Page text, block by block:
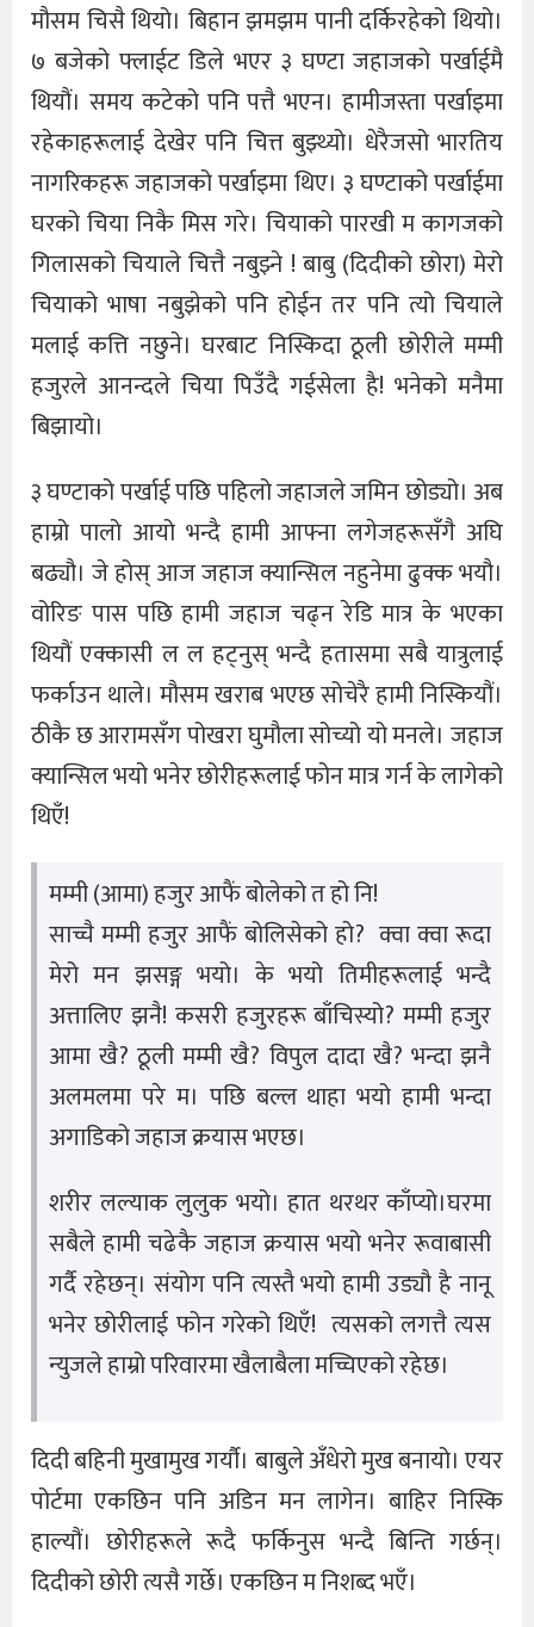
मौसम चिसै थियो। बिहान झमझम पानी दर्किरहेको थियो।
७ बजेको फ्लाईट डिले भएर ३ घण्टा जहाजको पर्खाईमै
थियौं। समय कटेको पनि पत्तै भएन। हामीजस्ता पर्खाइमा
रहेकाहरूलाई देखेर पनि चित्त बुझ्थ्यो। धेरैजसो भारतिय
नागरिकहरू जहाजको पर्खाइमा थिए। ३ घण्टाको पर्खाईमा
घरको चिया निकै मिस गरे। चियाको पारखी म कागजको
गिलासको चियाले चित्तै नबुझ्ने ! बाबु (दिदीको छोरा) मेरो
चियाको भाषा नबुझेको पनि होईन तर पनि त्यो चियाले
मलाई कत्ति नछुने। घरबाट निस्किदा ठूली छोरीले मम्मी
हजुरले आनन्दले चिया पिउँदै गईसेला है! भनेको मनैमा
बिझायो।
३ घण्टाको पर्खाई पछि पहिलो जहाजले जमिन छोड्यो। अब
हाम्रो पालो आयो भन्दै हामी आफ्ना लगेजहरूसँगै अघि
बढ्यौ। जे होस् आज जहाज क्यान्सिल नहुनेमा ढुक्क भयौ।
वोरिङ पास पछि हामी जहाज चढ्न रेडि मात्र के भएका
थियौं एक्कासी ल ल हट्नुस् भन्दै हतासमा सबै यात्रुलाई
फर्काउन थाले। मौसम खराब भएछ सोचेरै हामी निस्कियौं।
ठीकै छ आरामसँग पोखरा घुमौला सोच्यो यो मनले। जहाज
क्यान्सिल भयो भनेर छोरीहरूलाई फोन मात्र गर्न के लागेको
थिएँ!
मम्मी (आमा) हजुर आफैं बोलेको त हो नि!
साच्चै मम्मी हजुर आफैं बोलिसेको हो? क्वा क्वा रूदा
मेरो मन झसङ्ग भयो। के भयो तिमीहरूलाई भन्दै
अत्तालिए झनै! कसरी हजुरहरू बाँचिस्यो? मम्मी हजुर
आमा खै? ठूली मम्मी खै? विपुल दादा खै? भन्दा झनै
अलमलमा परे म। पछि बल्ल थाहा भयो हामी भन्दा
अगाडिको जहाज क्रयास भएछ।
शरीर लल्याक लुलुक भयो। हात थरथर काँप्यो।घरमा
सबैले हामी चढेकै जहाज क्रयास भयो भनेर रूवाबासी
गर्दै रहेछन्। संयोग पनि त्यस्तै भयो हामी उड्यौ है नानू
भनेर छोरीलाई फोन गरेको थिएँ! त्यसको लगत्तै त्यस
न्युजले हाम्रो परिवारमा खैलाबैला मच्चिएको रहेछ।
दिदी बहिनी मुखामुख गर्यौ। बाबुले अँधेरो मुख बनायो। एयर
पोर्टमा एकछिन पनि अडिन मन लागेन। बाहिर निस्कि
हाल्यौं। छोरीहरूले रूदै फर्किनुस भन्दै बिन्ति गर्छन्।
दिदीको छोरी त्यसै गर्छे। एकछिन म निशब्द भएँ।